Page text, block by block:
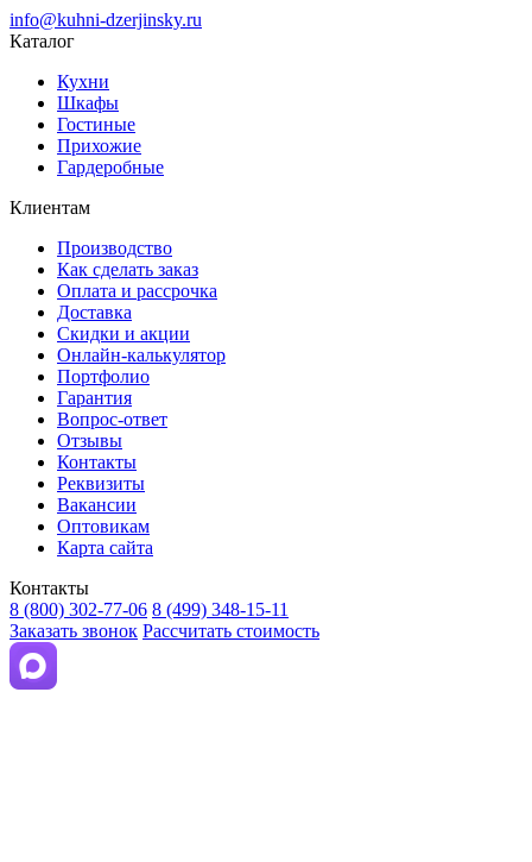
info@kuhni-dzerjinsky.ru
Каталог
Кухни
Шкафы
Гостиные
Прихожие
Гардеробные
Клиентам
Производство
Как сделать заказ
Оплата и рассрочка
Доставка
Скидки и акции
Онлайн-калькулятор
Портфолио
Гарантия
Вопрос-ответ
Отзывы
Контакты
Реквизиты
Вакансии
Оптовикам
Карта сайта
Контакты
8 (800) 302-77-06 8 (499) 348-15-11
Заказать звонок Рассчитать стоимость